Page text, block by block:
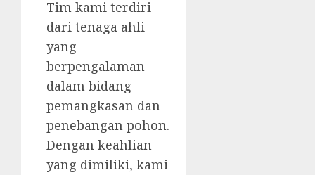
Tim kami terdiri
dari tenaga ahli
yang
berpengalaman
dalam bidang
pemangkasan dan
penebangan pohon.
Dengan keahlian
yang dimiliki, kami